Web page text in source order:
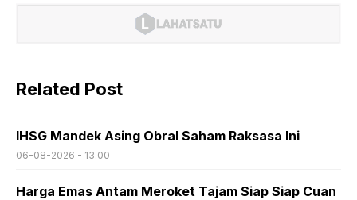
Related Post
IHSG Mandek Asing Obral Saham Raksasa Ini
06-08-2026 - 13.00
Harga Emas Antam Meroket Tajam Siap Siap Cuan